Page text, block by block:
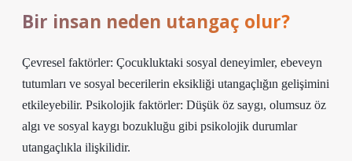
Bir insan neden utangaç olur?
Çevresel faktörler: Çocukluktaki sosyal deneyimler, ebeveyn
tutumları ve sosyal becerilerin eksikliği utangaçlığın gelişimini
etkileyebilir. Psikolojik faktörler: Düşük öz saygı, olumsuz öz
algı ve sosyal kaygı bozukluğu gibi psikolojik durumlar
utangaçlıkla ilişkilidir.